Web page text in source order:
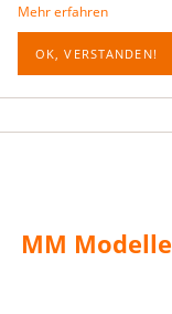
Mehr erfahren
OK, VERSTANDEN!
MM Modelle